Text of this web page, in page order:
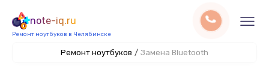
note-iq.ru
Ремонт ноутбуков в Челябинске
Ремонт ноутбуков / Замена Bluetooth